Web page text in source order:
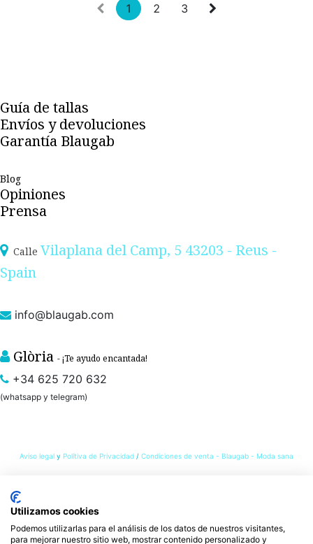
1 2 3
Guía de tallas
Envíos y devoluciones
Garantía Blaugab
Blog
Opiniones
Prensa
Calle Vilaplana del Camp, 5 43203 - Reus -
Spain
info@blaugab.com
Glòria - ¡Te ayudo encantada!
+34 625 720 632
(whatsapp y telegram)
Aviso legal y Polítiva de Privacidad / Condiciones de venta - Blaugab - Moda sana
Tienda online de
ropa interior de algodón orgánico,
sostenibles con certificado GOTS, que cuidan de ti, de las personas y del planeta.
Utilizamos cookies
Podemos utilizarlas para el análisis de los datos de nuestros visitantes,
para mejorar nuestro sitio web, mostrar contenido personalizado y